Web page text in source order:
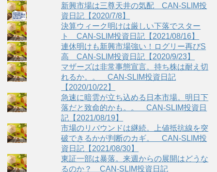
新興市場は三尊天井の気配 CAN-SLIM投
資日記【2020/7/8】
決算ウィーク明けは厳しい下落でスター
ト CAN-SLIM投資日記【2021/08/16】
連休明けも新興市場強い！ログリー再びS
高 CAN-SLIM投資日記【2020/9/23】
マザーズは非常事態宣言。持ち株は耐え切
れるか。。 CAN-SLIM投資日記
【2020/10/22】
急速に暗雲が立ち込める日本市場。明日下
落だと致命的かも。。 CAN-SLIM投資日
記【2021/08/19】
市場のリバウンドは継続。上値抵抗線を突
破できるかが判断のカギ。 CAN-SLIM投
資日記【2021/08/30】
東証一部は暴落。来週からの展開はどうな
るのか？ CAN-SLIM投資日記